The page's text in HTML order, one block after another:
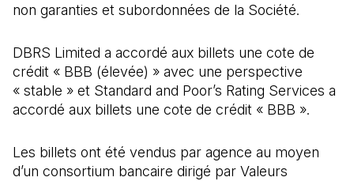
non garanties et subordonnées de la Société.
DBRS Limited a accordé aux billets une cote de
crédit « BBB (élevée) » avec une perspective
« stable » et Standard and Poor’s Rating Services a
accordé aux billets une cote de crédit « BBB ».
Les billets ont été vendus par agence au moyen
d’un consortium bancaire dirigé par Valeurs